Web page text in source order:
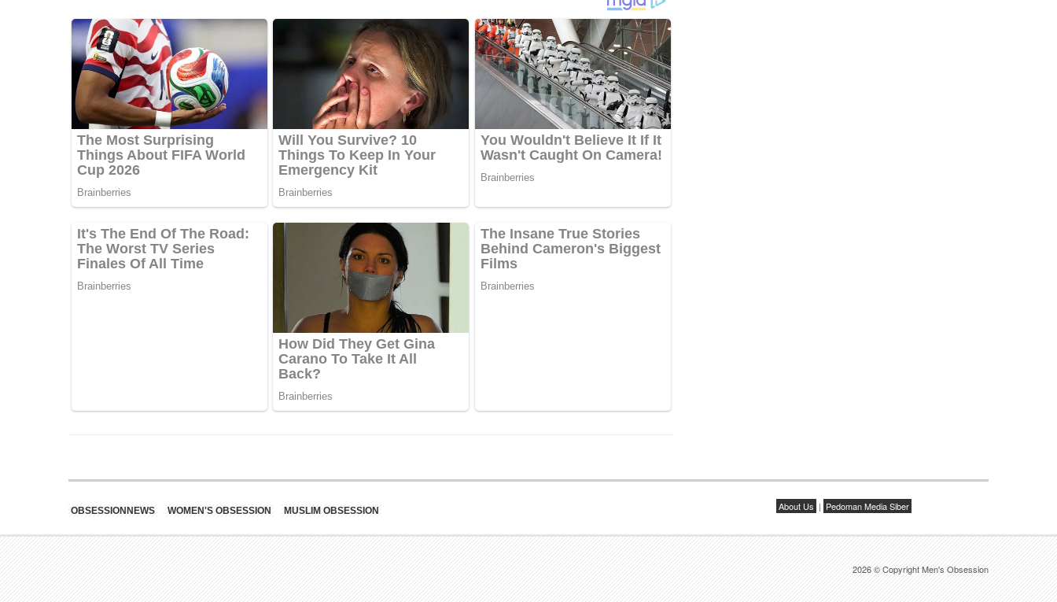
OBSESSIONNEWS WOMEN'S OBSESSION MUSLIM OBSESSION About Us | Pedoman Media Siber
2026 © Copyright Men's Obsession